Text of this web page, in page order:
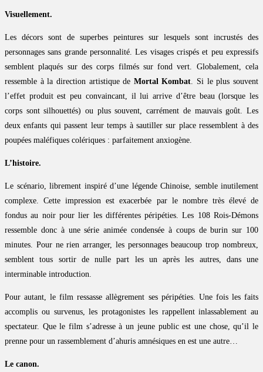
Visuellement.
Les décors sont de superbes peintures sur lesquels sont incrustés des
personnages sans grande personnalité. Les visages crispés et peu expressifs
semblent plaqués sur des corps filmés sur fond vert. Globalement, cela
ressemble à la direction artistique de Mortal Kombat. Si le plus souvent
l’effet produit est peu convaincant, il lui arrive d’être beau (lorsque les
corps sont silhouettés) ou plus souvent, carrément de mauvais goût. Les
deux enfants qui passent leur temps à sautiller sur place ressemblent à des
poupées maléfiques colériques : parfaitement anxiogène.
L’histoire.
Le scénario, librement inspiré d’une légende Chinoise, semble inutilement
complexe. Cette impression est exacerbée par le nombre très élevé de
fondus au noir pour lier les différentes péripéties. Les 108 Rois-Démons
ressemble donc à une série animée condensée à coups de burin sur 100
minutes. Pour ne rien arranger, les personnages beaucoup trop nombreux,
semblent tous sortir de nulle part les un après les autres, dans une
interminable introduction.
Pour autant, le film ressasse allègrement ses péripéties. Une fois les faits
accomplis ou survenus, les protagonistes les rappellent inlassablement au
spectateur. Que le film s’adresse à un jeune public est une chose, qu’il le
prenne pour un rassemblement d’ahuris amnésiques en est une autre…
Le canon.